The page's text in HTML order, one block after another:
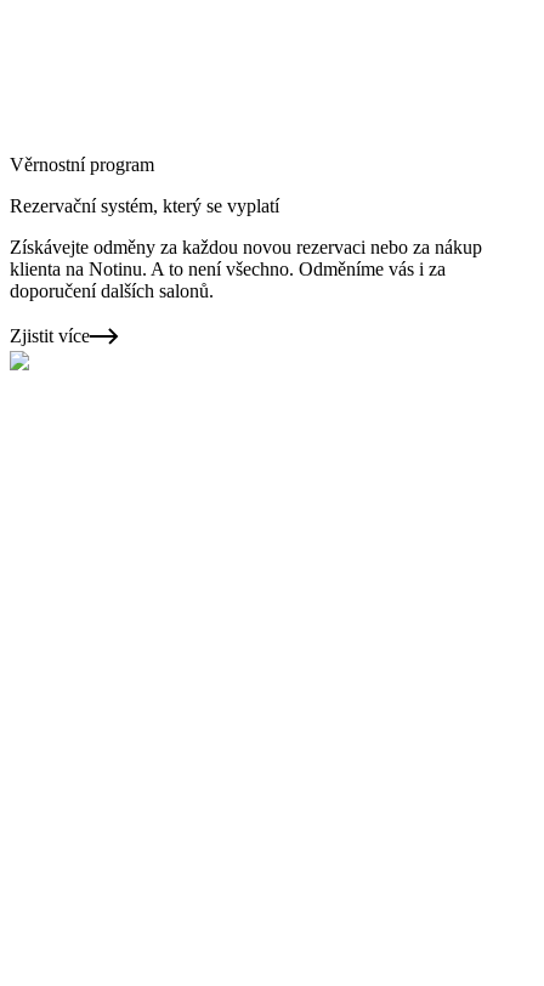
Věrnostní program
Rezervační systém, který se vyplatí
Získávejte odměny za každou novou rezervaci nebo za nákup
klienta na Notinu. A to není všechno. Odměníme vás i za
doporučení dalších salonů.
Zjistit více